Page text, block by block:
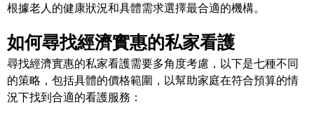
根據老人的健康狀況和具體需求選擇最合適的機構。
如何尋找經濟實惠的私家看護
尋找經濟實惠的私家看護需要多角度考慮，以下是七種不同
的策略，包括具體的價格範圍，以幫助家庭在符合預算的情
況下找到合適的看護服務：